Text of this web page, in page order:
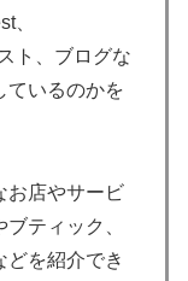
、
ト、ブログな
ているのかを
お店やサービ
ティック、
どを紹介でき